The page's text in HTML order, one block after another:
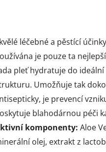
léčebné a pěstící
je pouze ta
pleť hydratuje do
Umožňuje tak
je prevencí
blahodárnou péči
komponenty: Aloe
olej, extrakt z